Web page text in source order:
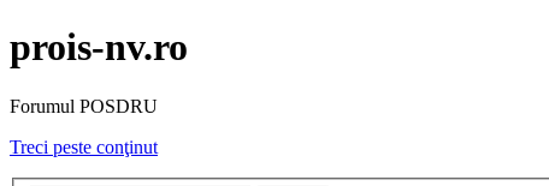
prois-nv.ro
Forumul POSDRU
Treci peste conţinut